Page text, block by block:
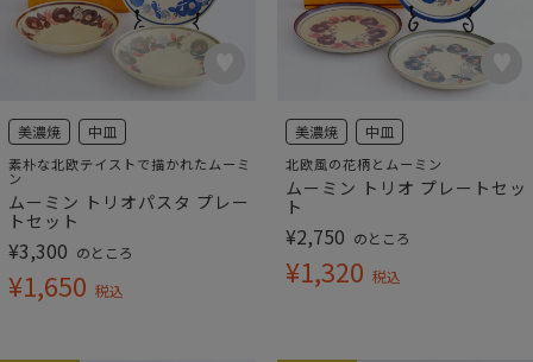
美濃焼 中皿
素朴な北欧テイストで描かれたムーミ
ン
ムーミン トリオパスタ プレー
トセット
¥3,300 のところ
¥1,650 税込
美濃焼 中皿
北欧風の花柄とムーミン
ムーミン トリオ プレートセッ
ト
¥2,750 のところ
¥1,320 税込